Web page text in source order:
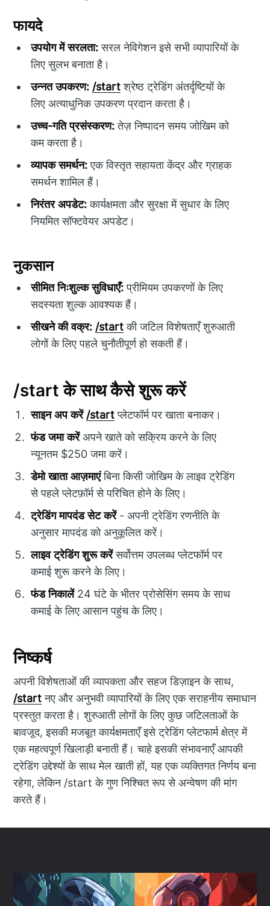
फायदे
उपयोग में सरलता:सरल नेविगेशन इसे सभी व्यापारियों के
लिए सुलभ बनाता है।
उन्नत उपकरण: /startश्रेष्ठ ट्रेडिंग अंतर्दृष्टियों के
लिए अत्याधुनिक उपकरण प्रदान करता है।
उच्च-गति प्रसंस्करण:तेज़ निष्पादन समय जोखिम को
कम करता है।
व्यापक समर्थन:एक विस्तृत सहायता केंद्र और ग्राहक
समर्थन शामिल हैं।
निरंतर अपडेट:कार्यक्षमता और सुरक्षा में सुधार के लिए
नियमित सॉफ्टवेयर अपडेट।
नुकसान
सीमित निःशुल्क सुविधाएँ:प्रीमियम उपकरणों के लिए
सदस्यता शुल्क आवश्यक हैं।
सीखने की वक्र: /startकी जटिल विशेषताएँ शुरुआती
लोगों के लिए पहले चुनौतीपूर्ण हो सकती हैं।
/start के साथ कैसे शुरू करें
साइन अप करें /startप्लेटफॉर्म पर खाता बनाकर।
फंड जमा करेंअपने खाते को सक्रिय करने के लिए
न्यूनतम $250 जमा करें।
डेमो खाता आज़माएंबिना किसी जोखिम के लाइव ट्रेडिंग
से पहले प्लेटफ़ॉर्म से परिचित होने के लिए।
ट्रेडिंग मापदंड सेट करें- अपनी ट्रेडिंग रणनीति के
अनुसार मापदंड को अनुकूलित करें।
लाइव ट्रेडिंग शुरू करेंसर्वोत्तम उपलब्ध प्लेटफॉर्म पर
कमाई शुरू करने के लिए।
फंड निकालें24 घंटे के भीतर प्रोसेसिंग समय के साथ
कमाई के लिए आसान पहुंच के लिए।
निष्कर्ष
अपनी विशेषताओं की व्यापकता और सहज डिज़ाइन के साथ,
/startनए और अनुभवी व्यापारियों के लिए एक सराहनीय समाधान
प्रस्तुत करता है। शुरुआती लोगों के लिए कुछ जटिलताओं के
बावजूद, इसकी मजबूत कार्यक्षमताएँ इसे ट्रेडिंग प्लेटफार्म क्षेत्र में
एक महत्वपूर्ण खिलाड़ी बनाती हैं। चाहे इसकी संभावनाएँ आपकी
ट्रेडिंग उद्देश्यों के साथ मेल खाती हों, यह एक व्यक्तिगत निर्णय बना
रहेगा, लेकिन /start के गुण निश्चित रूप से अन्वेषण की मांग
करते हैं।